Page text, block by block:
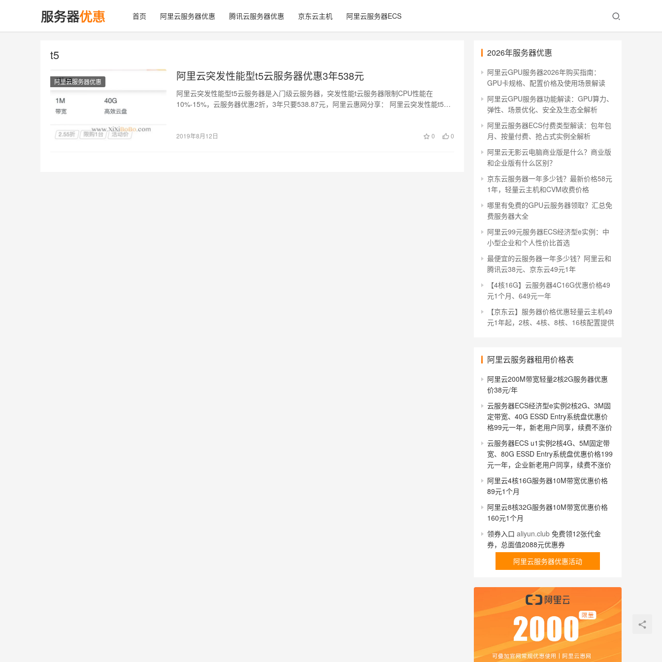
首页 阿里云服务器优惠 腾讯云服务器优惠 京东云主机 阿里云服务器ECS
t5
阿里云服务器优惠 阿里云突发性能型t5云服务器优惠3年538元
阿里云突发性能型t5云服务器是入门级云服务器，突发性能t云服务器限制CPU性能在
10%-15%，云服务器优惠2折，3年只要538.87元，阿里云惠网分享： 阿里云突发性能t5云
2019年8月12日 0 0
2026年服务器优惠
阿里云GPU服务器2026年购买指南：
GPU卡规格、配置价格及使用场景解读
阿里云GPU服务器功能解读：GPU算力、
弹性、场景优化、安全及生态全解析
阿里云服务器ECS付费类型解读：包年包
月、按量付费、抢占式实例全解析
阿里云无影云电脑商业版是什么？商业版
和企业版有什么区别？
京东云服务器一年多少钱？最新价格58元
1年，轻量云主机和CVM收费价格
哪里有免费的GPU云服务器领取？汇总免
费服务器大全
阿里云99元服务器ECS经济型e实例：中
小型企业和个人性价比首选
最便宜的云服务器一年多少钱？阿里云和
腾讯云38元、京东云49元1年
【4核16G】云服务器4C16G优惠价格49
元1个月、649元一年
【京东云】服务器价格优惠轻量云主机49
元1年起，2核、4核、8核、16核配置提供
阿里云服务器租用价格表
阿里云200M带宽轻量2核2G服务器优惠
价38元/年
云服务器ECS经济型e实例2核2G、3M固
定带宽、40G ESSD Entry系统盘优惠价
格99元一年，新老用户同享，续费不涨价
云服务器ECS u1实例2核4G、5M固定带
宽、80G ESSD Entry系统盘优惠价格199
元一年，企业新老用户同享，续费不涨价
阿里云4核16G服务器10M带宽优惠价格
89元1个月
阿里云8核32G服务器10M带宽优惠价格
160元1个月
领券入口 aliyun.club 免费领12张代金
券，总面值2088元优惠券
阿里云服务器优惠活动